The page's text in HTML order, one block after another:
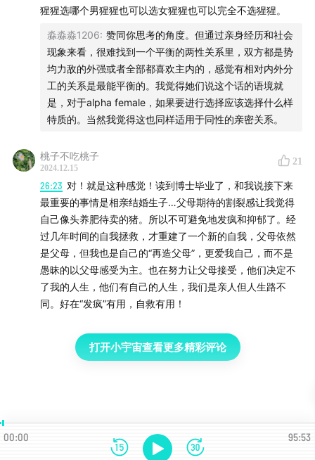
猩猩选哪个男猩猩也可以选女猩猩也可以完全不选猩猩。
淼淼淼1206: 赞同你思考的角度。但通过亲身经历和社会
现象来看，很难找到一个平衡的两性关系里，双方都是势
均力敌的外强或者全部都喜欢主内的，感觉有相对内外分
工的关系是最能平衡的。我觉得她们说这个话的语境就
是，对于alpha female，如果要进行选择应该选择什么样
特质的。当然我觉得这也同样适用于同性的亲密关系。
桃子不吃桃子
2024.12.15
21
26:23 对！就是这种感觉！读到博士毕业了，和我说接下来
最重要的事情是相亲结婚生子…父母期待的割裂感让我觉得
自己像头养肥待卖的猪。所以不可避免地发疯和抑郁了。经
过几年时间的自我拯救，才重建了一个新的自我，父母依然
是父母，但我也是自己的“再造父母”，更爱我自己，而不是
愚昧的以父母感受为主。也在努力让父母接受，他们决定不
了我的人生，他们有自己的人生，我们是亲人但人生路不
同。好在“发疯”有用，自救有用！
打开小宇宙查看更多精彩评论
00:00 95:53